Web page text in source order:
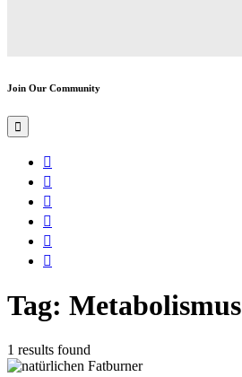
Join Our Community
Tag: Metabolismus
1 results found